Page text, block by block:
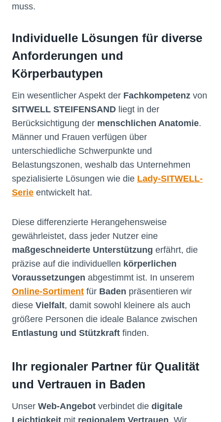
muss.
Individuelle Lösungen für diverse
Anforderungen und
Körperbautypen
Ein wesentlicher Aspekt der Fachkompetenz von
SITWELL STEIFENSAND liegt in der
Berücksichtigung der menschlichen Anatomie.
Männer und Frauen verfügen über
unterschiedliche Schwerpunkte und
Belastungszonen, weshalb das Unternehmen
spezialisierte Lösungen wie die Lady-SITWELL-
Serie entwickelt hat.
Diese differenzierte Herangehensweise
gewährleistet, dass jeder Nutzer eine
maßgeschneiderte Unterstützung erfährt, die
präzise auf die individuellen körperlichen
Voraussetzungen abgestimmt ist. In unserem
Online-Sortiment für Baden präsentieren wir
diese Vielfalt, damit sowohl kleinere als auch
größere Personen die ideale Balance zwischen
Entlastung und Stützkraft finden.
Ihr regionaler Partner für Qualität
und Vertrauen in Baden
Unser Web-Angebot verbindet die digitale